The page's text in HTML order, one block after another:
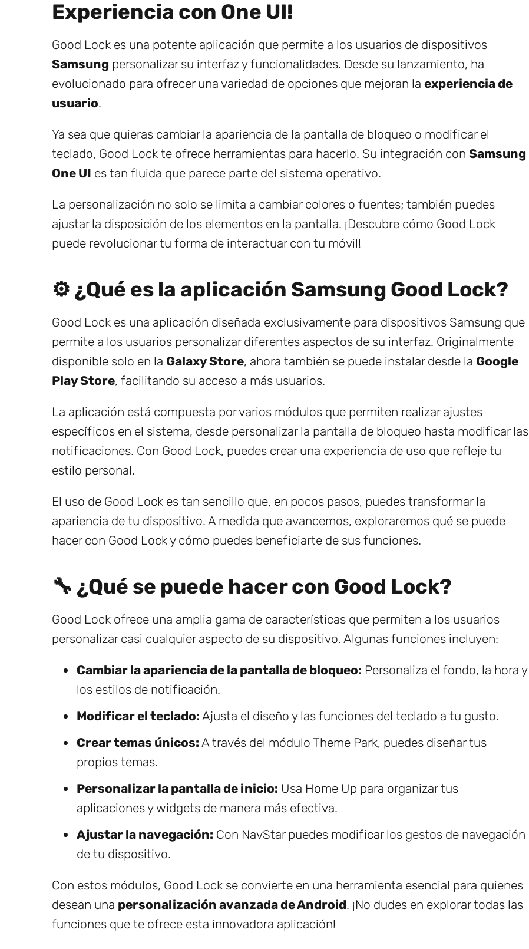
Experiencia con One UI!
Good Lock es una potente aplicación que permite a los usuarios de dispositivos
Samsung personalizar su interfaz y funcionalidades. Desde su lanzamiento, ha
evolucionado para ofrecer una variedad de opciones que mejoran la experiencia de
usuario.
Ya sea que quieras cambiar la apariencia de la pantalla de bloqueo o modificar el
teclado, Good Lock te ofrece herramientas para hacerlo. Su integración con Samsung
One UI es tan fluida que parece parte del sistema operativo.
La personalización no solo se limita a cambiar colores o fuentes; también puedes
ajustar la disposición de los elementos en la pantalla. ¡Descubre cómo Good Lock
puede revolucionar tu forma de interactuar con tu móvil!
⚙️ ¿Qué es la aplicación Samsung Good Lock?
Good Lock es una aplicación diseñada exclusivamente para dispositivos Samsung que
permite a los usuarios personalizar diferentes aspectos de su interfaz. Originalmente
disponible solo en la Galaxy Store, ahora también se puede instalar desde la Google
Play Store, facilitando su acceso a más usuarios.
La aplicación está compuesta por varios módulos que permiten realizar ajustes
específicos en el sistema, desde personalizar la pantalla de bloqueo hasta modificar las
notificaciones. Con Good Lock, puedes crear una experiencia de uso que refleje tu
estilo personal.
El uso de Good Lock es tan sencillo que, en pocos pasos, puedes transformar la
apariencia de tu dispositivo. A medida que avancemos, exploraremos qué se puede
hacer con Good Lock y cómo puedes beneficiarte de sus funciones.
🔧 ¿Qué se puede hacer con Good Lock?
Good Lock ofrece una amplia gama de características que permiten a los usuarios
personalizar casi cualquier aspecto de su dispositivo. Algunas funciones incluyen:
Cambiar la apariencia de la pantalla de bloqueo: Personaliza el fondo, la hora y
los estilos de notificación.
Modificar el teclado: Ajusta el diseño y las funciones del teclado a tu gusto.
Crear temas únicos: A través del módulo Theme Park, puedes diseñar tus
propios temas.
Personalizar la pantalla de inicio: Usa Home Up para organizar tus
aplicaciones y widgets de manera más efectiva.
Ajustar la navegación: Con NavStar puedes modificar los gestos de navegación
de tu dispositivo.
Con estos módulos, Good Lock se convierte en una herramienta esencial para quienes
desean una personalización avanzada de Android. ¡No dudes en explorar todas las
funciones que te ofrece esta innovadora aplicación!